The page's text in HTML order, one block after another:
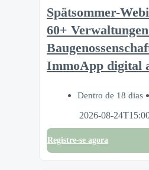
Spätsommer-
60+
ImmoApp digital
Dentro de 18 dias
2026-08-
Registre-se agora